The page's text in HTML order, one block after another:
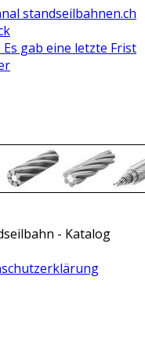
standseilbahnen.ch
gab eine letzte Frist
- Katalog